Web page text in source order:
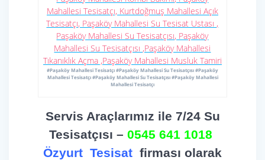
#Paşaköy Mahallesi Tesisatçı #Paşaköy Mahallesi Su Tesisatçısı #Paşaköy
Mahallesi Tesisatçı #Paşaköy Mahallesi Su Tesisatçısı #Paşaköy Mahallesi
Mahallesi Tesisatçı
Servis Araçlarımız ile 7/24 Su
Tesisatçısı – 0545 641 1018
Özyurt Tesisat firması olarak